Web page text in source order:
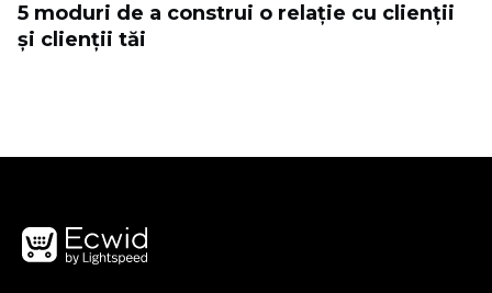
5 moduri de a construi o relație cu clienții
și clienții tăi